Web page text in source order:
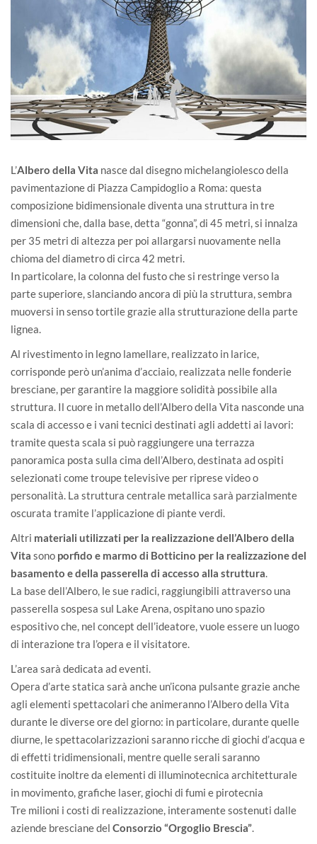
L’Albero della Vita nasce dal disegno michelangiolesco della
pavimentazione di Piazza Campidoglio a Roma: questa
composizione bidimensionale diventa una struttura in tre
dimensioni che, dalla base, detta “gonna”, di 45 metri, si innalza
per 35 metri di altezza per poi allargarsi nuovamente nella
chioma del diametro di circa 42 metri.
In particolare, la colonna del fusto che si restringe verso la
parte superiore, slanciando ancora di più la struttura, sembra
muoversi in senso tortile grazie alla strutturazione della parte
lignea.
Al rivestimento in legno lamellare, realizzato in larice,
corrisponde però un’anima d’acciaio, realizzata nelle fonderie
bresciane, per garantire la maggiore solidità possibile alla
struttura. Il cuore in metallo dell’Albero della Vita nasconde una
scala di accesso e i vani tecnici destinati agli addetti ai lavori:
tramite questa scala si può raggiungere una terrazza
panoramica posta sulla cima dell’Albero, destinata ad ospiti
selezionati come troupe televisive per riprese video o
personalità. La struttura centrale metallica sarà parzialmente
oscurata tramite l’applicazione di piante verdi.
Altri materiali utilizzati per la realizzazione dell’Albero della
Vita sono porfido e marmo di Botticino per la realizzazione del
basamento e della passerella di accesso alla struttura
La base dell’Albero, le sue radici, raggiungibili attraverso una
passerella sospesa sul Lake Arena, ospitano uno spazio
espositivo che, nel concept dell’ideatore, vuole essere un luogo
di interazione tra l’opera e il visitatore.
L’area sarà dedicata ad eventi.
Opera d’arte statica sarà anche un’icona pulsante grazie anche
agli elementi spettacolari che animeranno l’Albero della Vita
durante le diverse ore del giorno: in particolare, durante quelle
diurne, le spettacolarizzazioni saranno ricche di giochi d’acqua e
di effetti tridimensionali, mentre quelle serali saranno
costituite inoltre da elementi di illuminotecnica architetturale
in movimento, grafiche laser, giochi di fumi e pirotecnia
Tre milioni i costi di realizzazione, interamente sostenuti dalle
aziende bresciane del Consorzio “Orgoglio Brescia”